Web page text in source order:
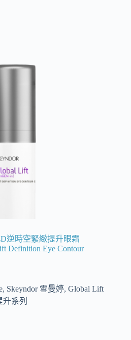
逆時空緊緻提升眼霜
Definition Eye Contour
, Skeyndor 雪曼婷, Global Lift
系列